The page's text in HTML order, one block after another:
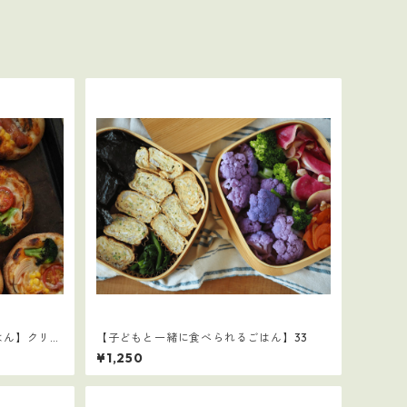
】クリス
【子どもと一緒に食べられるごはん】33
¥1,250